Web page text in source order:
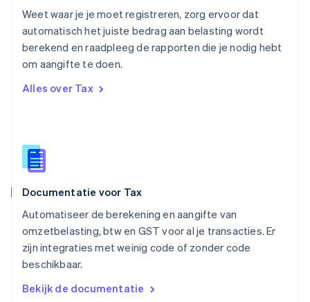
Weet waar je je moet registreren, zorg ervoor dat
automatisch het juiste bedrag aan belasting wordt
berekend en raadpleeg de rapporten die je nodig hebt
om aangifte te doen.
Alles over Tax
Documentatie voor Tax
Automatiseer de berekening en aangifte van
omzetbelasting, btw en GST voor al je transacties. Er
zijn integraties met weinig code of zonder code
beschikbaar.
Bekijk de documentatie
English
Portugal
English
Roemenië
English
Singapore
English 简体中文
English
Spanje
Thailand
ไทยEnglish
Tsjechië
Vasteland van China
简体中文English
English